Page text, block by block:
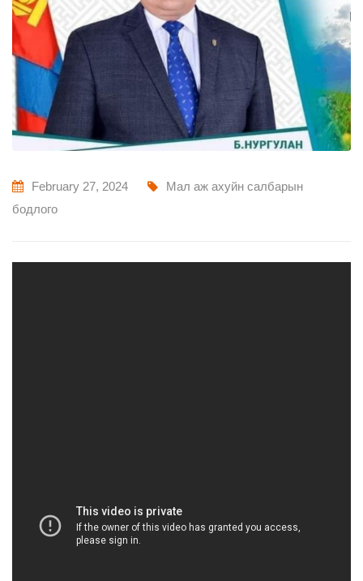
February 27, 2024
Мал аж ахуйн салбарын
бодлого